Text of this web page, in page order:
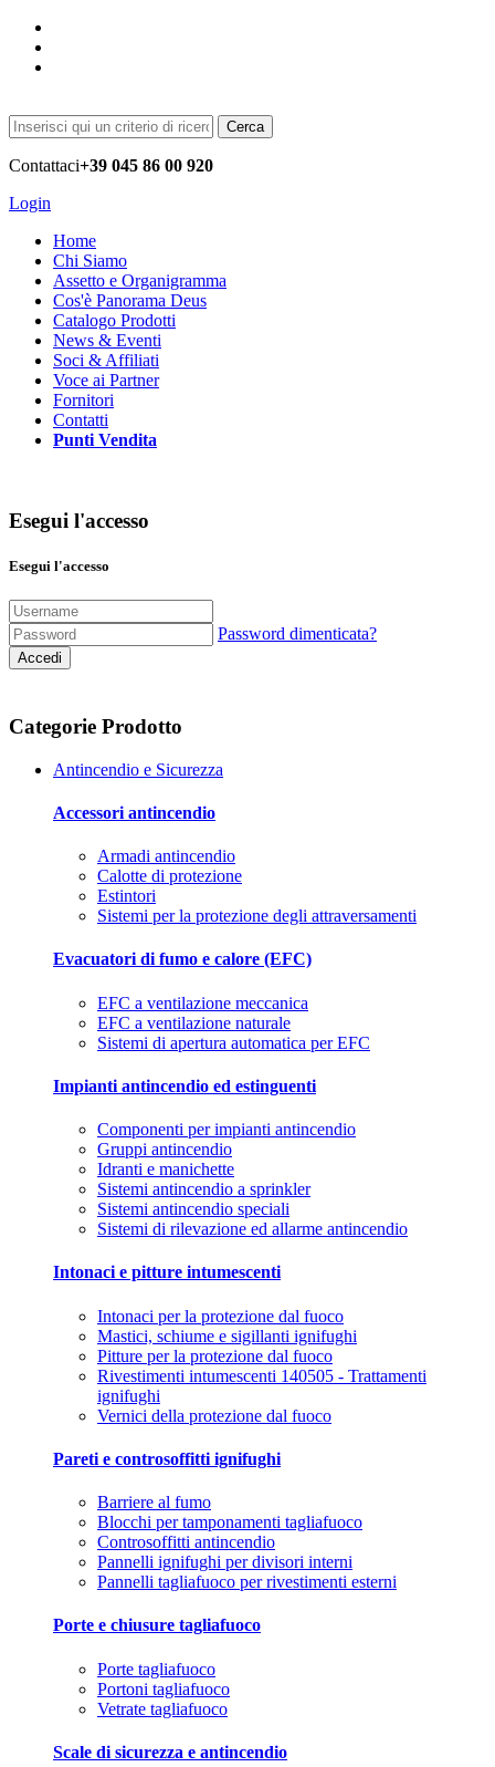
Cerca
Contattaci+39 045 86 00 920
Login
Home
Chi Siamo
Assetto e Organigramma
Cos'è Panorama Deus
Catalogo Prodotti
News & Eventi
Soci & Affiliati
Voce ai Partner
Fornitori
Contatti
Punti Vendita
Esegui l'accesso
Esegui l'accesso
Password dimenticata?
Accedi
Categorie Prodotto
Antincendio e Sicurezza
Accessori antincendio
Armadi antincendio
Calotte di protezione
Estintori
Sistemi per la protezione degli attraversamenti
Evacuatori di fumo e calore (EFC)
EFC a ventilazione meccanica
EFC a ventilazione naturale
Sistemi di apertura automatica per EFC
Impianti antincendio ed estinguenti
Componenti per impianti antincendio
Gruppi antincendio
Idranti e manichette
Sistemi antincendio a sprinkler
Sistemi antincendio speciali
Sistemi di rilevazione ed allarme antincendio
Intonaci e pitture intumescenti
Intonaci per la protezione dal fuoco
Mastici, schiume e sigillanti ignifughi
Pitture per la protezione dal fuoco
Rivestimenti intumescenti 140505 - Trattamenti
ignifughi
Vernici della protezione dal fuoco
Pareti e controsoffitti ignifughi
Barriere al fumo
Blocchi per tamponamenti tagliafuoco
Controsoffitti antincendio
Pannelli ignifughi per divisori interni
Pannelli tagliafuoco per rivestimenti esterni
Porte e chiusure tagliafuoco
Porte tagliafuoco
Portoni tagliafuoco
Vetrate tagliafuoco
Scale di sicurezza e antincendio